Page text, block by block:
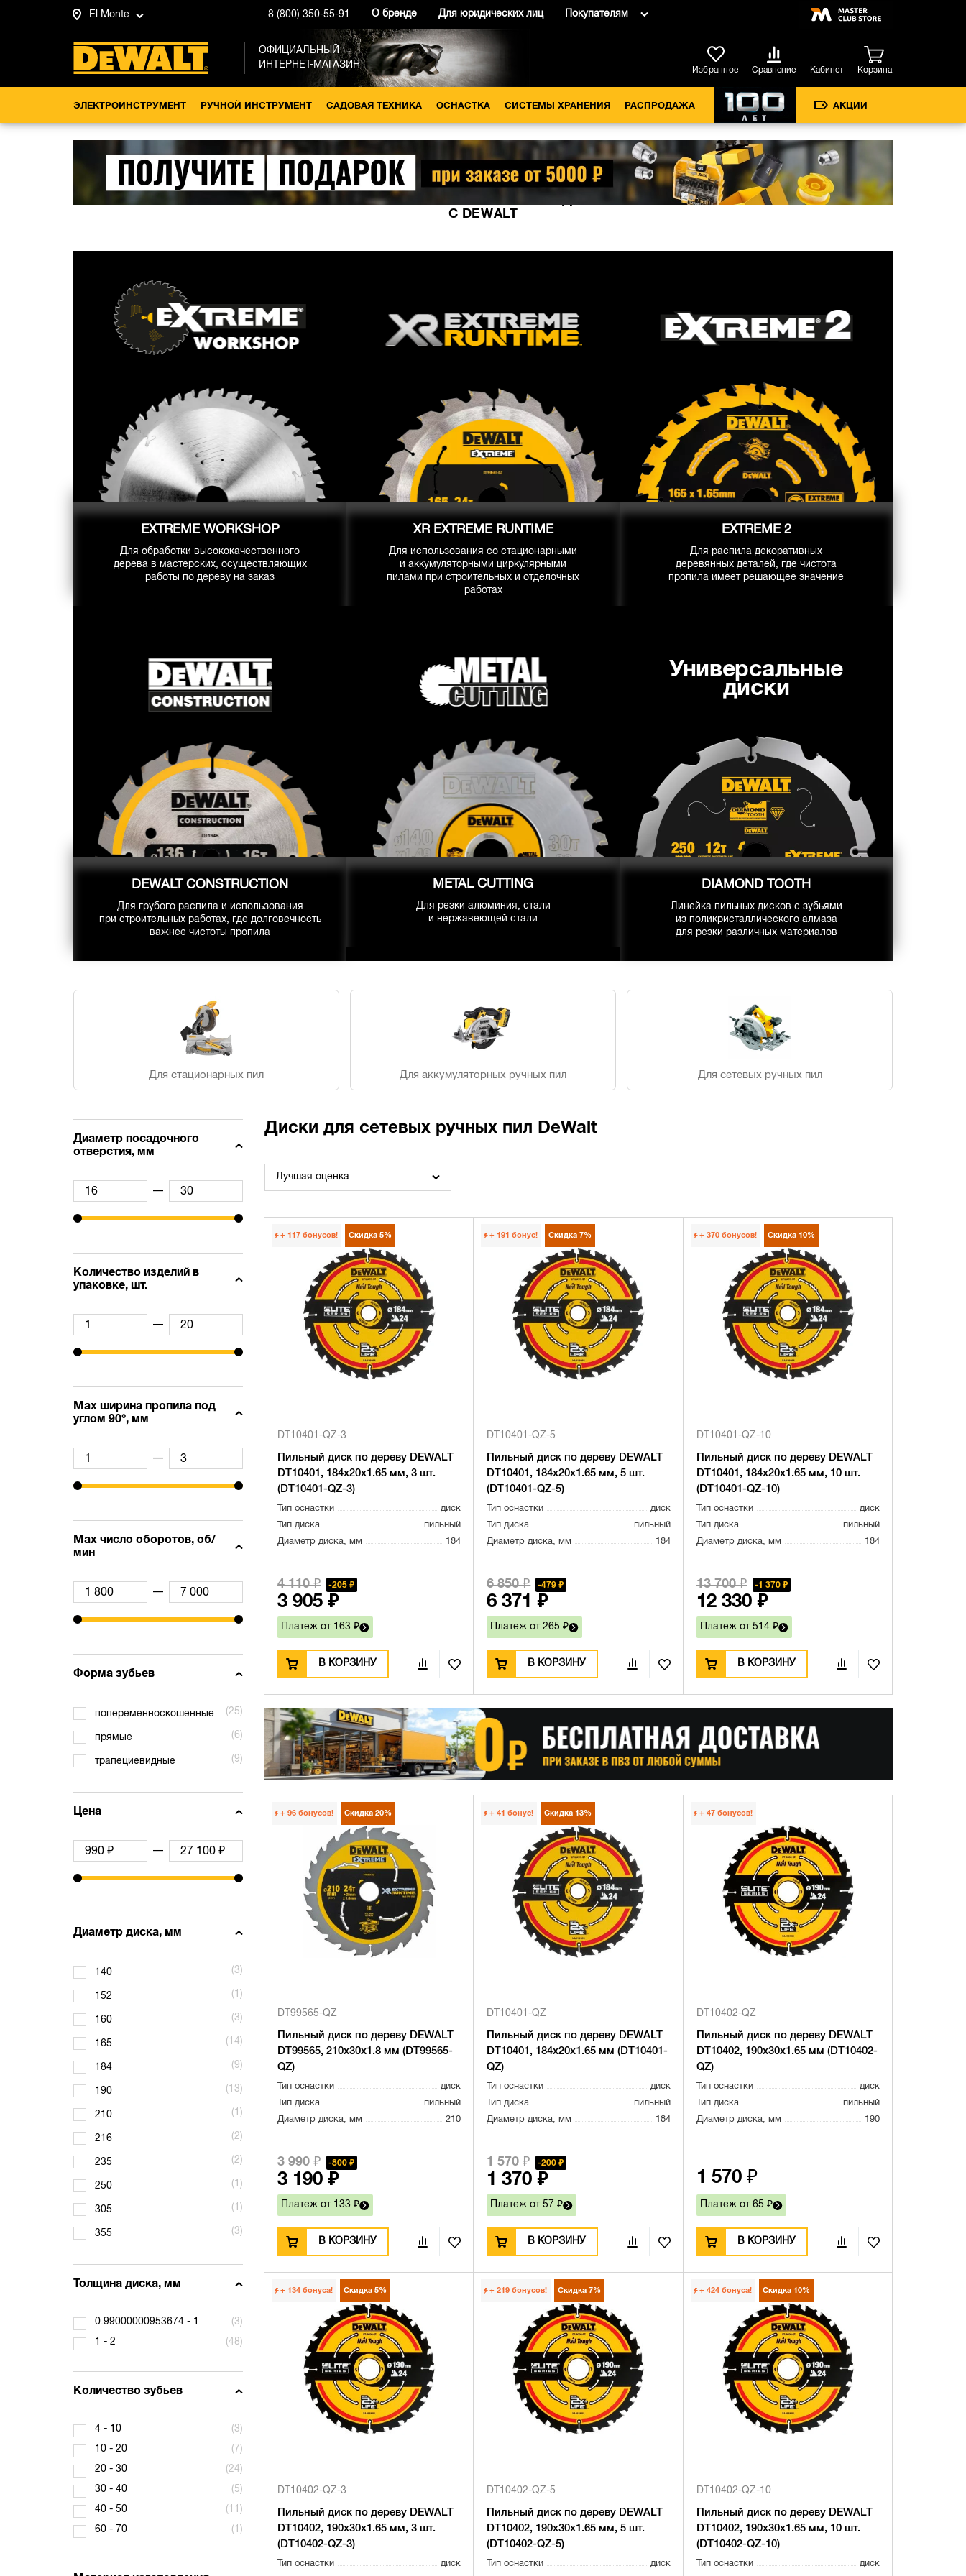
El Monte 8 (800) 350-55-91 О бренде Для юридических лиц Покупателям
ОФИЦИАЛЬНЫЙ
ИНТЕРНЕТ-МАГАЗИН
Избранное Сравнение Кабинет Корзина
ЭЛЕКТРОИНСТРУМЕНТ РУЧНОЙ ИНСТРУМЕНТ САДОВАЯ ТЕХНИКА ОСНАСТКА СИСТЕМЫ ХРАНЕНИЯ РАСПРОДАЖА АКЦИИ
Оснастка Пильные диски Для сетевых ручных пил
ВЫБЕРИТЕ СВОЙ ПИЛЬНЫЙ ДИСК
С DEWALT
EXTREME WORKSHOP
Для обработки высококачественного
дерева в мастерских, осуществляющих
работы по дереву на заказ
XR EXTREME RUNTIME
Для использования со стационарными
и аккумуляторными циркулярными
пилами при строительных и отделочных
работах
EXTREME 2
Для распила декоративных
деревянных деталей, где чистота
пропила имеет решающее значение
DEWALT CONSTRUCTION
Для грубого распила и использования
при строительных работах, где долговечность
важнее чистоты пропила
METAL CUTTING
Для резки алюминия, стали
и нержавеющей стали
Универсальные
диски
DIAMOND TOOTH
Линейка пильных дисков с зубьями
из поликристаллического алмаза
для резки различных материалов
Для стационарных пил Для аккумуляторных ручных пил Для сетевых ручных пил
Диаметр посадочного
отверстия, мм
—
Количество изделий в
упаковке, шт.
—
Max ширина пропила под
углом 90°, мм
—
Max число оборотов, об/
мин
—
Форма зубьев
попеременноскошенные (25)
прямые (6)
трапециевидные (9)
Цена
—
Диаметр диска, мм
140 (3)
152 (1)
160 (3)
165 (14)
184 (9)
190 (13)
210 (1)
216 (2)
235 (2)
250 (1)
305 (1)
355 (3)
Толщина диска, мм
0.99000000953674 - 1 (3)
1 - 2 (48)
Количество зубьев
4 - 10 (3)
10 - 20 (7)
20 - 30 (24)
30 - 40 (5)
40 - 50 (11)
60 - 70 (1)
Диски для сетевых ручных пил DeWalt
Лучшая оценка
+ 117 бонусов! Скидка 5%
DT10401-QZ-3
Пильный диск по дереву DEWALT
DT10401, 184х20х1.65 мм, 3 шт.
(DT10401-QZ-3)
Тип оснастки
диск
Тип диска
пильный
Диаметр диска, мм
184
4 110 ₽ 205 ₽
3 905 ₽
Платеж от 163 ₽
В КОРЗИНУ
+ 191 бонус! Скидка 7%
DT10401-QZ-5
Пильный диск по дереву DEWALT
DT10401, 184х20х1.65 мм, 5 шт.
(DT10401-QZ-5)
Тип оснастки
диск
Тип диска
пильный
Диаметр диска, мм
184
6 850 ₽ 479 ₽
6 371 ₽
Платеж от 265 ₽
В КОРЗИНУ
+ 370 бонусов! Скидка 10%
DT10401-QZ-10
Пильный диск по дереву DEWALT
DT10401, 184х20х1.65 мм, 10 шт.
(DT10401-QZ-10)
Тип оснастки
диск
Тип диска
пильный
Диаметр диска, мм
184
13 700 ₽ 1 370 ₽
12 330 ₽
Платеж от 514 ₽
В КОРЗИНУ
+ 96 бонусов! Скидка 20%
DT99565-QZ
Пильный диск по дереву DEWALT
DT99565, 210х30х1.8 мм (DT99565-
QZ)
Тип оснастки
диск
Тип диска
пильный
Диаметр диска, мм
210
3 990 ₽ 800 ₽
3 190 ₽
Платеж от 133 ₽
В КОРЗИНУ
+ 41 бонус! Скидка 13%
DT10401-QZ
Пильный диск по дереву DEWALT
DT10401, 184х20х1.65 мм (DT10401-
QZ)
Тип оснастки
диск
Тип диска
пильный
Диаметр диска, мм
184
1 570 ₽ 200 ₽
1 370 ₽
Платеж от 57 ₽
В КОРЗИНУ
+ 47 бонусов!
DT10402-QZ
Пильный диск по дереву DEWALT
DT10402, 190х30х1.65 мм (DT10402-
QZ)
Тип оснастки
диск
Тип диска
пильный
Диаметр диска, мм
190
1 570 ₽
Платеж от 65 ₽
В КОРЗИНУ
+ 134 бонуса! Скидка 5%
DT10402-QZ-3
Пильный диск по дереву DEWALT
DT10402, 190х30х1.65 мм, 3 шт.
(DT10402-QZ-3)
Тип оснастки
диск
+ 219 бонусов! Скидка 7%
DT10402-QZ-5
Пильный диск по дереву DEWALT
DT10402, 190х30х1.65 мм, 5 шт.
(DT10402-QZ-5)
Тип оснастки
диск
+ 424 бонуса! Скидка 10%
DT10402-QZ-10
Пильный диск по дереву DEWALT
DT10402, 190х30х1.65 мм, 10 шт.
(DT10402-QZ-10)
Тип оснастки
диск